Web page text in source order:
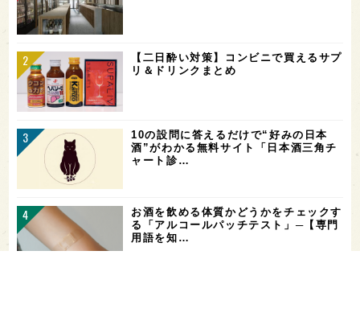
【二日酔い対策】コンビニで買えるサプ
リ＆ドリンクまとめ
10の設問に答えるだけで“好みの日本
酒”がわかる無料サイト「日本酒三角チ
ャート診…
お酒を飲める体質かどうかをチェックす
る「アルコールパッチテスト」─【専門
用語を知…